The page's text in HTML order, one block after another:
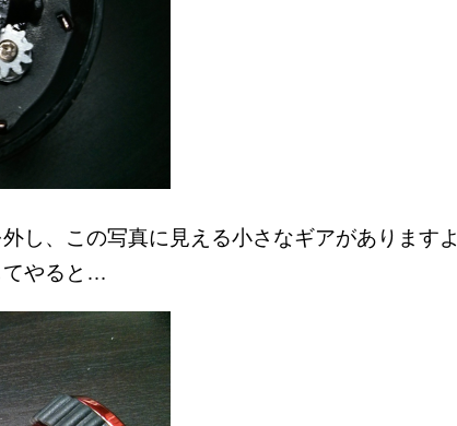
し、この写真に見える小さなギアがありますよ
てやると…